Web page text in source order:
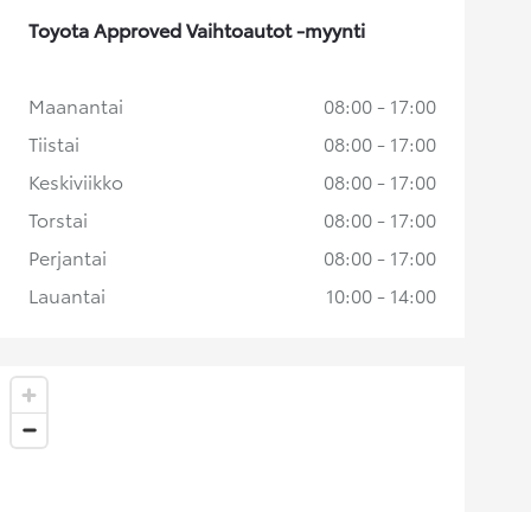
Toyota Approved Vaihtoautot -myynti
Maanantai
08:00 - 17:00
Tiistai
08:00 - 17:00
Keskiviikko
08:00 - 17:00
Torstai
08:00 - 17:00
Perjantai
08:00 - 17:00
Lauantai
10:00 - 14:00